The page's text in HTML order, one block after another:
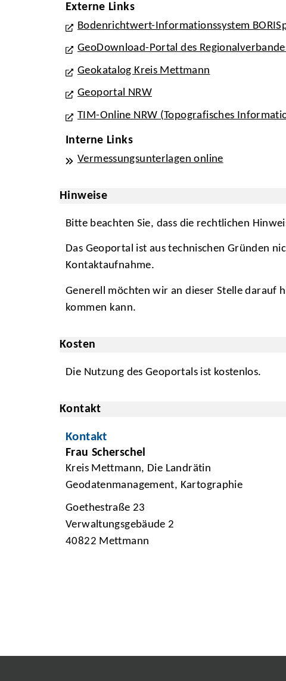
Externe Links
Bodenrichtwert-Informationssystem
GeoDownload-Portal des
Geokatalog Kreis Mettmann
Geoportal NRW
TIM-Online NRW (Topografisches
Interne Links
Vermessungsunterlagen online
Hinweise
Bitte beachten Sie, dass die rechtlichen
Das Geoportal ist aus technischen Gründen
Kontaktaufnahme.
Generell möchten wir an dieser Stelle darauf
kommen kann.
Kosten
Die Nutzung des Geoportals ist kostenlos.
Kontakt
Kontakt
Frau Scherschel
Kreis Mettmann, Die Landrätin
Geodatenmanagement, Kartographie
Goethestraße 23
Verwaltungsgebäude 2
40822 Mettmann